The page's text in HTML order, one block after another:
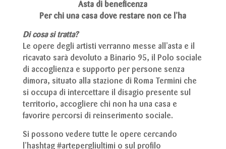
Asta di beneficenza
Per chi una casa dove restare non ce l’ha
Di cosa si tratta?
Le opere degli artisti verranno messe all’asta e il
ricavato sarà devoluto a Binario 95, il Polo sociale
di accoglienza e supporto per persone senza
dimora, situato alla stazione di Roma Termini che
si occupa di intercettare il disagio presente sul
territorio, accogliere chi non ha una casa e
favorire percorsi di reinserimento sociale.
Si possono vedere tutte le opere cercando
l’hashtag #artepergliultimi o sul profilo